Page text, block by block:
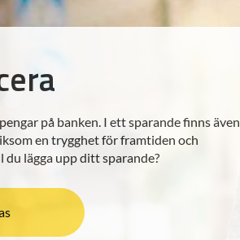
på banken. I ett sparande finns även
en trygghet för framtiden och
lägga upp ditt sparande?